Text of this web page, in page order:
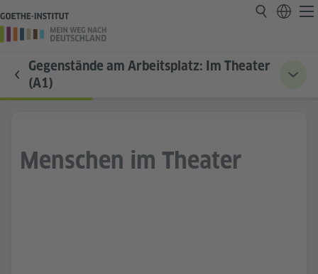
Gegenstände am Arbeitsplatz: Im Theater
(A1)
Menschen im Theater